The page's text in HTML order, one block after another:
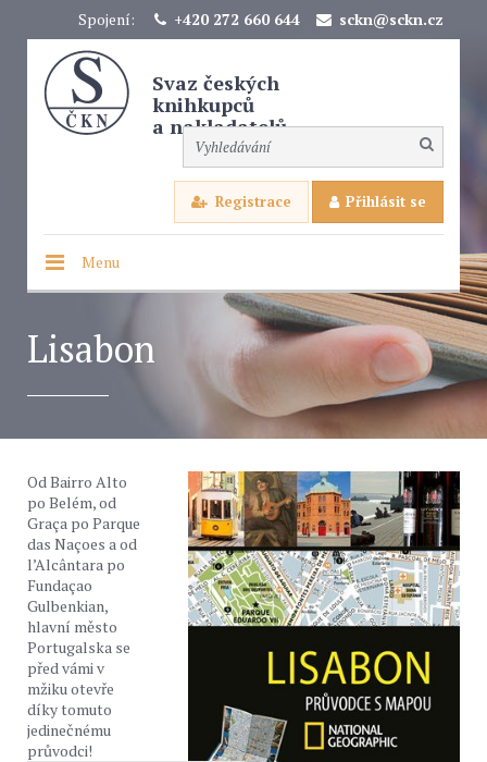
Spojení: +420 272 660 644 sckn@sckn.cz
Svaz českých
knihkupců
a nakladatelů
Registrace Přihlásit se
Menu
Lisabon
Od Bairro Alto
po Belém, od
Graça po Parque
das Naçoes a od
l’Alcântara po
Fundaçao
Gulbenkian,
hlavní město
Portugalska se
před vámi v
mžiku otevře
díky tomuto
jedinečnému
průvodci!